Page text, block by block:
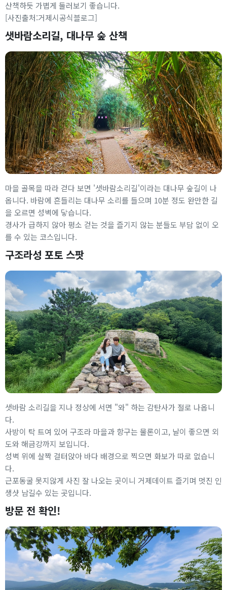
산책하듯 가볍게 둘러보기 좋습니다.
[사진출처:거제시공식블로그]
샛바람소리길, 대나무 숲 산책
마을 골목을 따라 걷다 보면 '샛바람소리길'이라는 대나무 숲길이 나
옵니다. 바람에 흔들리는 대나무 소리를 들으며 10분 정도 완만한 길
을 오르면 성벽에 닿습니다.
경사가 급하지 않아 평소 걷는 것을 즐기지 않는 분들도 부담 없이 오
를 수 있는 코스입니다.
구조라성 포토 스팟
샛바람 소리길을 지나 정상에 서면 "와" 하는 감탄사가 절로 나옵니
다.
사방이 탁 트여 있어 구조라 마을과 항구는 물론이고, 날이 좋으면 외
도와 해금강까지 보입니다.
성벽 위에 살짝 걸터앉아 바다 배경으로 찍으면 화보가 따로 없습니
다.
근포동굴 못지않게 사진 잘 나오는 곳이니 거제데이트 즐기며 멋진 인
생샷 남길수 있는 곳입니다.
방문 전 확인!